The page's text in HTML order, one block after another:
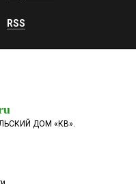
RSS
ДОМ «КВ».